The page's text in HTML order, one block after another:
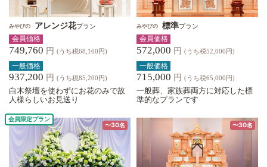
みやびの アレンジ花プラン
会員価格
749,760 円 (うち税68,160円)
一般価格
937,200 円 (うち税85,200円)
白木祭壇を使わずにお花のみで故
人様らしいお見送り
みやびの 標準プラン
会員価格
572,000 円 (うち税52,000円)
一般価格
715,000 円 (うち税65,000円)
一般葬、家族葬両方に対応した標
準的なプランです
会員限定プラン
〜30名
〜30名